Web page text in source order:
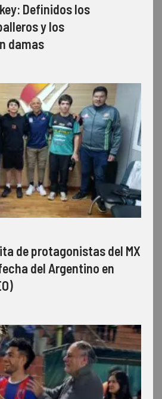
Definidos los
y los
damas
de protagonistas del MX
del Argentino en